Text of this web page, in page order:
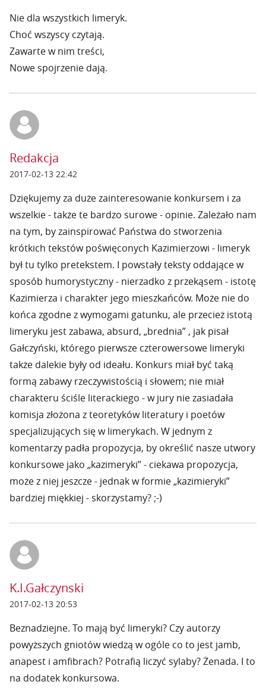
Nie dla wszystkich limeryk.
Choć wszyscy czytają.
Zawarte w nim treści,
Nowe spojrzenie dają.
Redakcja
2017-02-13 22:42
Dziękujemy za duże zainteresowanie konkursem i za
wszelkie - także te bardzo surowe - opinie. Zależało nam
na tym, by zainspirować Państwa do stworzenia
krótkich tekstów poświęconych Kazimierzowi - limeryk
był tu tylko pretekstem. I powstały teksty oddające w
sposób humorystyczny - nierzadko z przekąsem - istotę
Kazimierza i charakter jego mieszkańców. Może nie do
końca zgodne z wymogami gatunku, ale przecież istotą
limeryku jest zabawa, absurd, „brednia” , jak pisał
Gałczyński, którego pierwsze czterowersowe limeryki
także dalekie były od ideału. Konkurs miał być taką
formą zabawy rzeczywistością i słowem; nie miał
charakteru ściśle literackiego - w jury nie zasiadała
komisja złożona z teoretyków literatury i poetów
specjalizujących się w limerykach. W jednym z
komentarzy padła propozycja, by określić nasze utwory
konkursowe jako „kazimeryki” - ciekawa propozycja,
może z niej jeszcze - jednak w formie „kazimieryki”
bardziej miękkiej - skorzystamy? ;-)
K.I.Gałczynski
2017-02-13 20:53
Beznadziejne. To mają być limeryki? Czy autorzy
powyższych gniotów wiedzą w ogóle co to jest jamb,
anapest i amfibrach? Potrafią liczyć sylaby? Żenada. I to
na dodatek konkursowa.